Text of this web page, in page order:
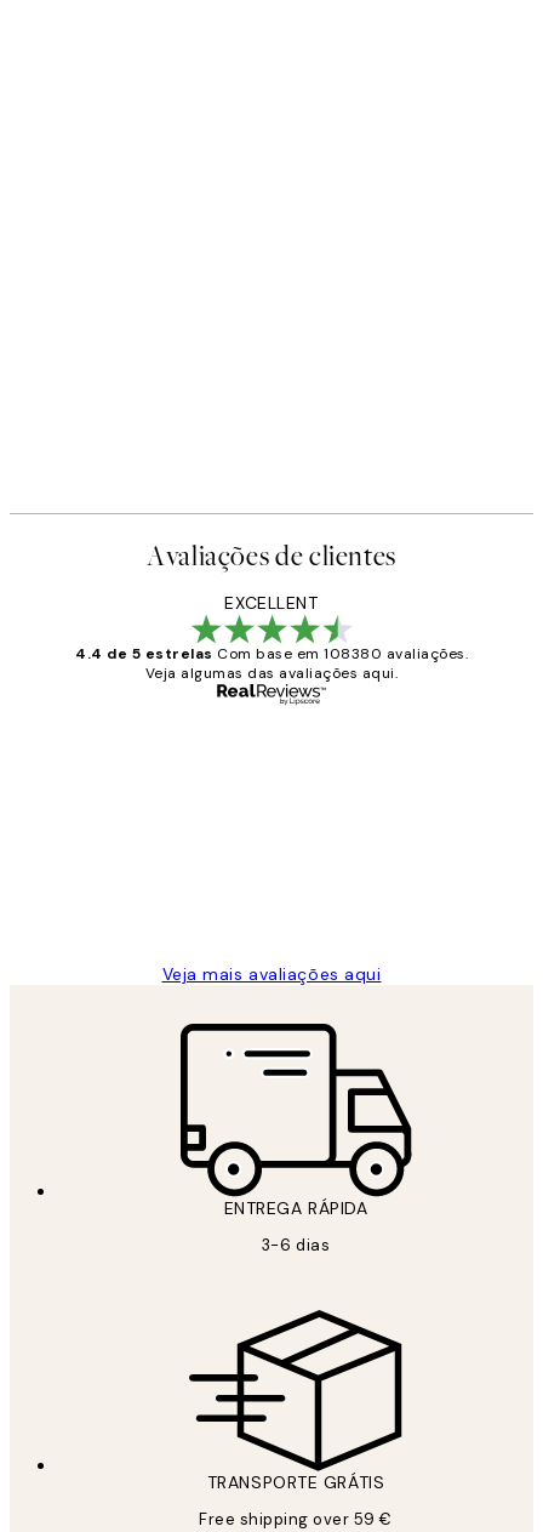
Avaliações de clientes
EXCELLENT
4.4 de 5 estrelas Com base em 108380 avaliações.
Veja algumas das avaliações aqui.
Veja mais avaliações aqui
ENTREGA RÁPIDA
3-6 dias
TRANSPORTE GRÁTIS
Free shipping over 59 €